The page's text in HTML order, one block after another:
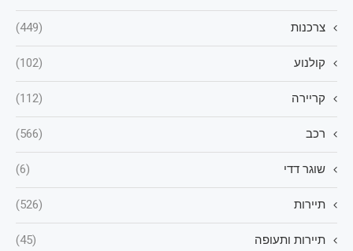
צרכנות (449)
קולנוע (102)
קריירה (112)
רכב (566)
שוגר דדי (6)
תיירות (526)
תיירות ותעופה (45)